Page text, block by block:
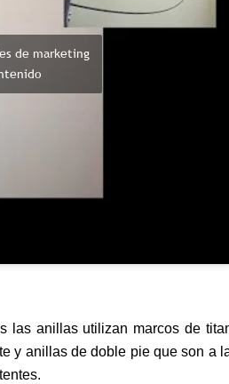
de marketing
las anillas utilizan marcos de
y anillas de doble pie que son a